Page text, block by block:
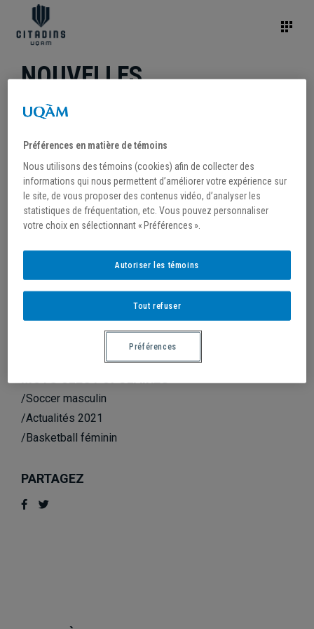
NOUVELLES
ANNÉE
/2026
/2025
/2022
/2020
/Soccer masculin
/Actualités 2021
/Basketball féminin
PARTAGEZ
Préférences en matière de témoins
Nous utilisons des témoins (cookies) afin de collecter des
informations qui nous permettent d’améliorer votre expérience sur
le site, de vous proposer des contenus vidéo, d’analyser les
statistiques de fréquentation, etc. Vous pouvez personnaliser
votre choix en sélectionnant « Préférences ».
Tout refuser
Autoriser les témoins
Préférences